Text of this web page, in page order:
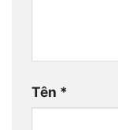
Tên *